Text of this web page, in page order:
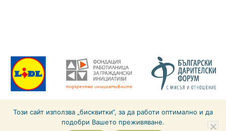
Политика за личните данни
Този сайт използва „бисквитки“, за да работи оптимално и да
подобри Вашето преживяване.